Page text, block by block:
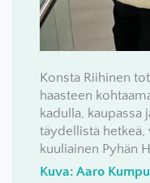
Konsta Riihinen
haasteen
kadulla, kaupassa
täydellistä hetkeä,
kuuliainen Pyhän
Kuva: Aaro